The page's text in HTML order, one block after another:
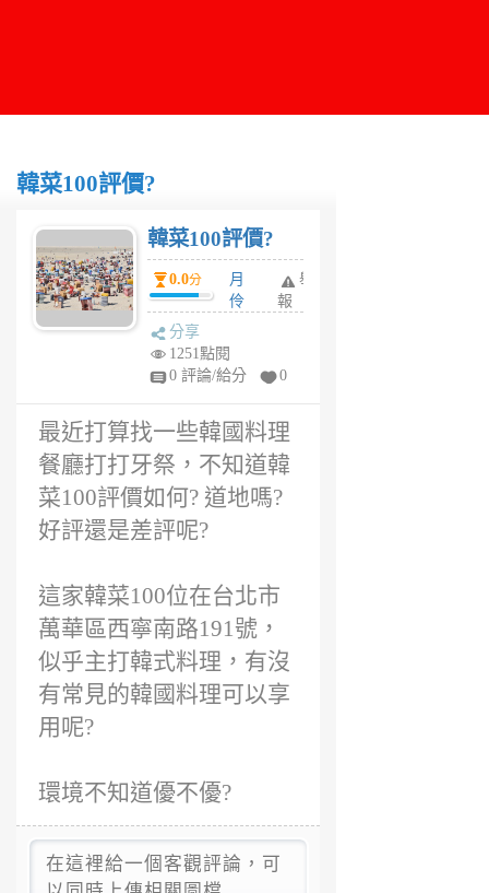
韓菜100評價?
韓菜100評價?
0.0分
月
伶
前
舉
報
分享
1251點閱
0 評論/給分
0
最近打算找一些韓國料理
餐廳打打牙祭，不知道韓
菜100評價如何? 道地嗎?
好評還是差評呢?
這家韓菜100位在台北市
萬華區西寧南路191號，
似乎主打韓式料理，有沒
有常見的韓國料理可以享
用呢?
環境不知道優不優?